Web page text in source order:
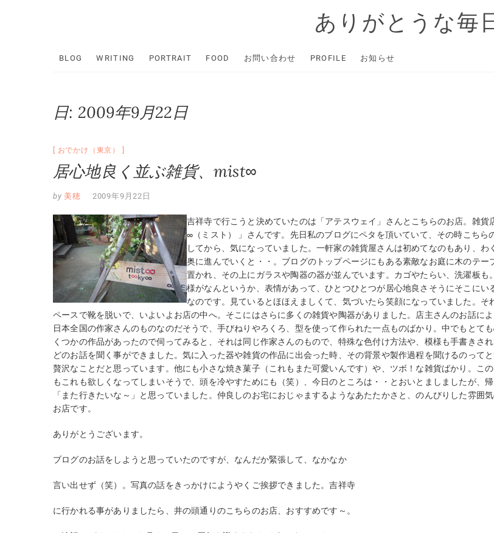
ありがとうな毎
BLOG WRITING PORTRAIT FOOD お問い合わせ PROFILE お知らせ
日: 2009年9月22日
おでかけ（東京）
居心地良く並ぶ雑貨、mist∞
by 美穂 2009年9月22日
吉祥寺で行こうと決めていたのは「アテスウェイ」さんとこちらのお店。雑貨
∞（ミスト） 」さんです。先日私のブログにペタを頂いていて、その時こちら
してから、気になっていました。一軒家の雑貨屋さんは初めてなのもあり、わ
奥に進んでいくと・・。ブログのトップページにもある素敵なお庭に木のテー
置かれ、その上にガラスや陶器の器が並んでいます。カゴやたらい、洗濯板も
様がなんというか、表情があって、ひとつひとつが居心地良さそうにそこにい
なのです。見ているとほほえましくて、気づいたら笑顔になっていました。そ
ペースで靴を脱いで、いよいよお店の中へ。そこにはさらに多くの雑貨や陶器がありました。店主さんのお話に
日本全国の作家さんのものなのだそうで、手びねりやろくろ、型を使って作られた一点ものばかり。中でもとて
くつかの作品があったので伺ってみると、それは同じ作家さんのもので、特殊な色付け方法や、模様も手書きさ
どのお話を聞く事ができました。気に入った器や雑貨の作品に出会った時、その背景や製作過程を聞けるのってと
贅沢なことだと思っています。他にも小さな焼き菓子（これもまた可愛いんです）や、ツボ！な雑貨ばかり。こ
もこれも欲しくなってしまいそうで、頭を冷やすためにも（笑）、今日のところは・・とおいとましましたが、
「また行きたいな～」と思っていました。仲良しのお宅におじゃまするようなあたたかさと、のんびりした雰囲
お店です。
ありがとうございます。
ブログのお話をしようと思っていたのですが、なんだか緊張して、 なかなか
言い出せず（笑）。写真の話をきっかけにようやくご挨拶できました。吉祥寺
に行かれる事がありましたら、井の頭通りのこちらのお店、おすすめです～。